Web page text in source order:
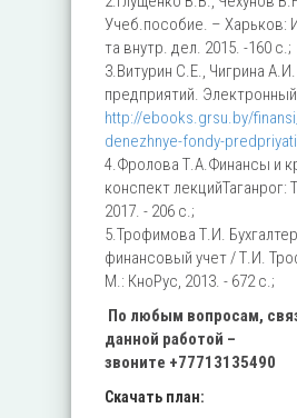
Учеб.пособие. – Харьков:
та внутр. дел. 2015. -160 с.;
3.Витурин С.Е., Чигрина
предприятий.
http://ebooks.grsu.by/
denezhnye-fondy-
4.Фролова Т.А.Финансы и
конспект
2017. - 206 с.;
5.Трофимова Т.И.
финансовый учет / Т.И.
М.: КноРус, 2013. - 672 c.;
По любым вопросам,
данной работой –
звоните +77713135490
Скачать план: